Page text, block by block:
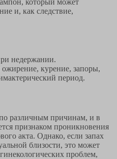
и, как следствие,
недержании.
курение, запоры,
период.
различным причинам, и в
признаком проникновения
акта. Однако, если запах
близости, это может
проблем,